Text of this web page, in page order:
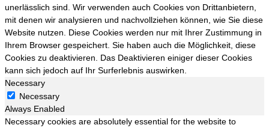
unerlässlich sind. Wir verwenden auch Cookies von Drittanbietern,
mit denen wir analysieren und nachvollziehen können, wie Sie diese
Website nutzen. Diese Cookies werden nur mit Ihrer Zustimmung in
Ihrem Browser gespeichert. Sie haben auch die Möglichkeit, diese
Cookies zu deaktivieren. Das Deaktivieren einiger dieser Cookies
kann sich jedoch auf Ihr Surferlebnis auswirken.
Necessary
Necessary
Always Enabled
Necessary cookies are absolutely essential for the website to